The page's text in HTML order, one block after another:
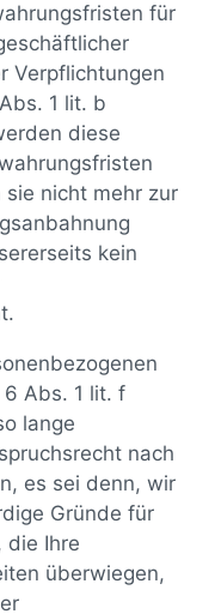
für
Verpflichtungen
1 lit. b
diese
nicht mehr zur
kein
Abs. 1 lit. f
lange
nach
es sei denn, wir
Gründe für
die Ihre
überwiegen,